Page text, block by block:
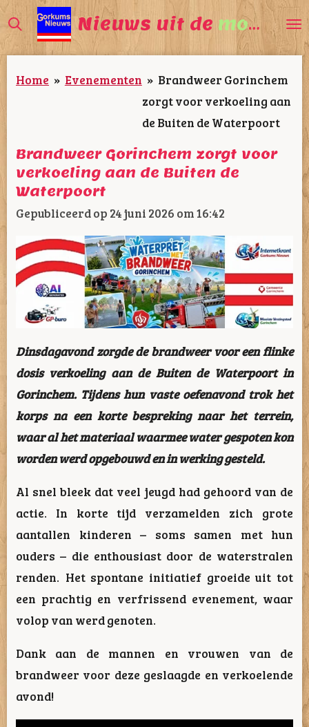
Ga
direct
naar
de
Nieuws uit de mooiste
Home » Evenementen » Brandweer Gorinchem
zorgt voor verkoeling aan
de Buiten de Waterpoort
Brandweer Gorinchem zorgt voor
verkoeling aan de Buiten de
Waterpoort
Gepubliceerd op 24 juni 2026 om 16:42
Dinsdagavond zorgde de brandweer voor een flinke
dosis verkoeling aan de Buiten de Waterpoort in
Gorinchem. Tijdens hun vaste oefenavond trok het
korps na een korte bespreking naar het terrein,
waar al het materiaal waarmee water gespoten kon
worden werd opgebouwd en in werking gesteld.
Al snel bleek dat veel jeugd had gehoord van de
actie. In korte tijd verzamelden zich grote
aantallen kinderen – soms samen met hun
ouders – die enthousiast door de waterstralen
renden. Het spontane initiatief groeide uit tot
een prachtig en verfrissend evenement, waar
volop van werd genoten.
Dank aan de mannen en vrouwen van de
brandweer voor deze geslaagde en verkoelende
avond!